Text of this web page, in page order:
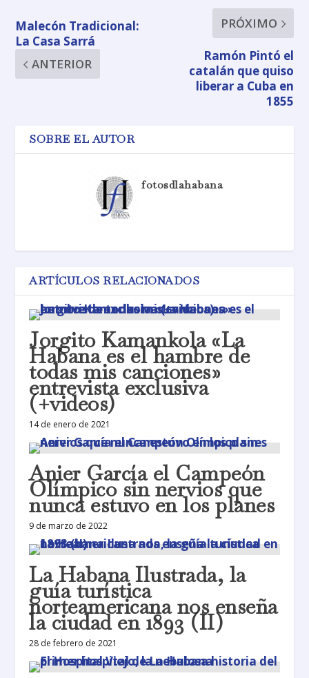
Malecón Tradicional:
La Casa Sarrá
ANTERIOR
PRÓXIMO
Ramón Pintó el
catalán que quiso
liberar a Cuba en
1855
SOBRE EL AUTOR
fotosdlahabana
ARTÍCULOS RELACIONADOS
Jorgito Kamankola «La
Habana es el hambre de
todas mis canciones»
entrevista exclusiva
(+videos)
14 de enero de 2021
Anier García el Campeón
Olímpico sin nervios que
nunca estuvo en los planes
9 de marzo de 2022
La Habana Ilustrada, la
guía turística
norteamericana nos enseña
la ciudad en 1893 (II)
28 de febrero de 2021